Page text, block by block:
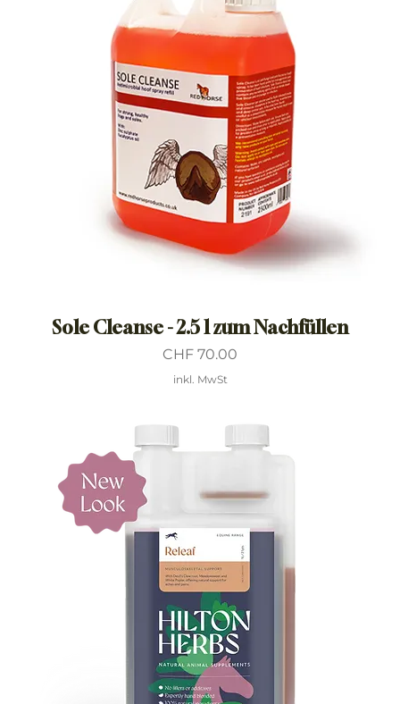
Sole Cleanse - 2.5 l zum Nachfüllen
Preis
CHF 70.00
inkl. MwSt